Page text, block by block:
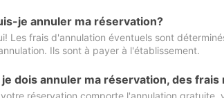
je annuler ma réservation?
Les frais d'annulation éventuels sont
Ils sont à payer à l'établissement.
je dois annuler ma réservation, des
votre réservation comporte l'annulation